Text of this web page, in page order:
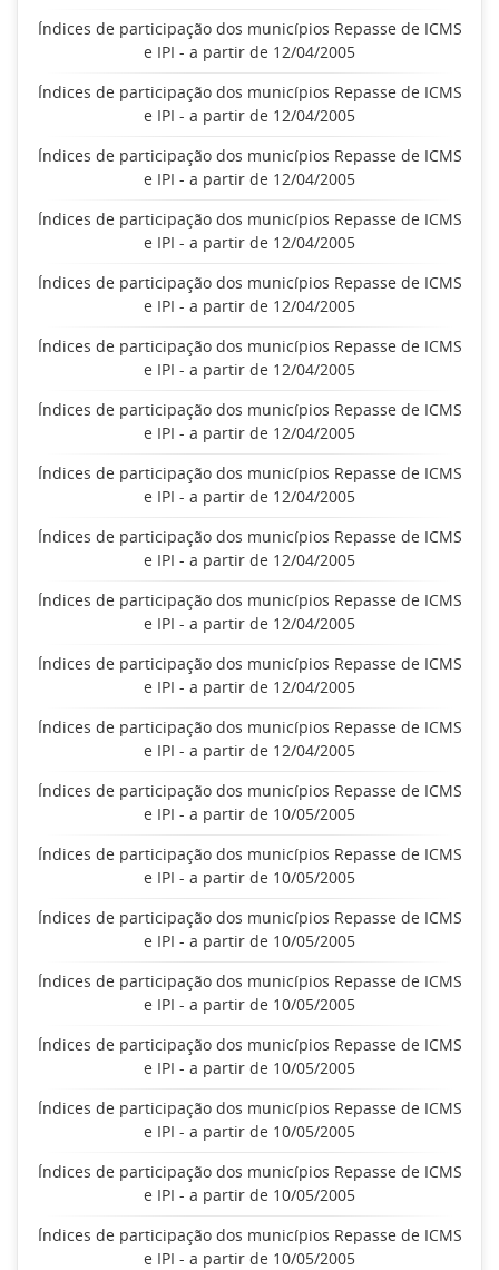
Índices de participação dos municípios Repasse de ICMS
e IPI - a partir de 12/04/2005
Índices de participação dos municípios Repasse de ICMS
e IPI - a partir de 12/04/2005
Índices de participação dos municípios Repasse de ICMS
e IPI - a partir de 12/04/2005
Índices de participação dos municípios Repasse de ICMS
e IPI - a partir de 12/04/2005
Índices de participação dos municípios Repasse de ICMS
e IPI - a partir de 12/04/2005
Índices de participação dos municípios Repasse de ICMS
e IPI - a partir de 12/04/2005
Índices de participação dos municípios Repasse de ICMS
e IPI - a partir de 12/04/2005
Índices de participação dos municípios Repasse de ICMS
e IPI - a partir de 12/04/2005
Índices de participação dos municípios Repasse de ICMS
e IPI - a partir de 12/04/2005
Índices de participação dos municípios Repasse de ICMS
e IPI - a partir de 12/04/2005
Índices de participação dos municípios Repasse de ICMS
e IPI - a partir de 12/04/2005
Índices de participação dos municípios Repasse de ICMS
e IPI - a partir de 12/04/2005
Índices de participação dos municípios Repasse de ICMS
e IPI - a partir de 10/05/2005
Índices de participação dos municípios Repasse de ICMS
e IPI - a partir de 10/05/2005
Índices de participação dos municípios Repasse de ICMS
e IPI - a partir de 10/05/2005
Índices de participação dos municípios Repasse de ICMS
e IPI - a partir de 10/05/2005
Índices de participação dos municípios Repasse de ICMS
e IPI - a partir de 10/05/2005
Índices de participação dos municípios Repasse de ICMS
e IPI - a partir de 10/05/2005
Índices de participação dos municípios Repasse de ICMS
e IPI - a partir de 10/05/2005
Índices de participação dos municípios Repasse de ICMS
e IPI - a partir de 10/05/2005